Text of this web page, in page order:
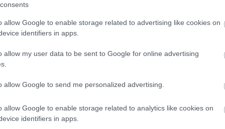
allow Google to enable storage related to advertising like cookies on
identifiers in apps.
allow my user data to be sent to Google for online advertising
allow Google to send me personalized advertising.
allow Google to enable storage related to analytics like cookies on
identifiers in apps.
a New
a Rolling
úgy
vették
viszont
jelen
ez a
is
fakadt
amelynek Parker is tagja volt, mindenkinek